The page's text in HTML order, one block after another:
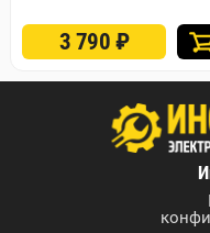
3 790 ₽